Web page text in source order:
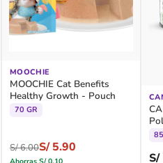
MOOCHIE
MOOCHIE Cat Benefits
Healthy Growth - Pouch
70 GR
S/6.00S/5.90
S/